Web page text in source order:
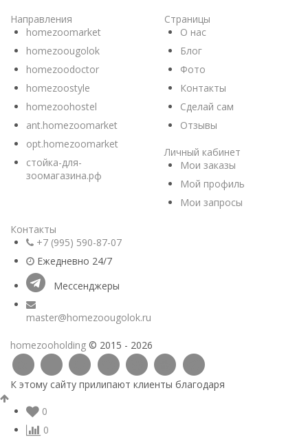
Направления
homezoomarket
homezoougolok
homezoodoctor
homezoostyle
homezoohostel
ant.homezoomarket
opt.homezoomarket
стойка-для-
зоомагазина.рф
Страницы
О нас
Блог
Фото
Контакты
Сделай сам
Отзывы
Личный кабинет
Мои заказы
Мой профиль
Мои запросы
Контакты
+7 (995) 590-87-07
Ежедневно 24/7
Мессенджеры
master@homezoougolok.ru
homezooholding © 2015 - 2026
К этому сайту прилипают клиенты благодаря
0
0